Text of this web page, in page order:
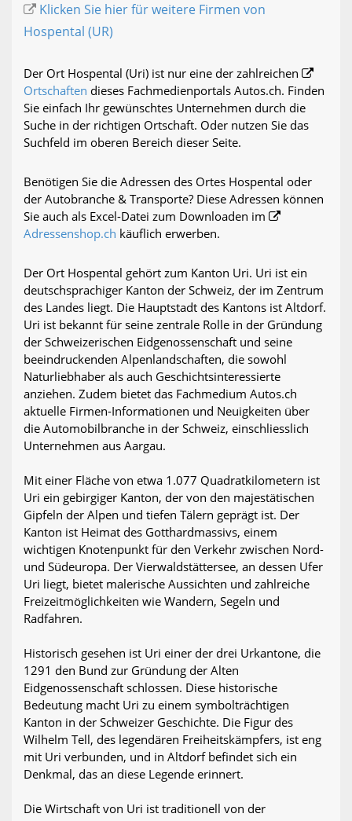
Klicken Sie hier für weitere Firmen von
Hospental (UR)
Der Ort Hospental (Uri) ist nur eine der zahlreichen
Ortschaften dieses Fachmedienportals Autos.ch. Finden
Sie einfach Ihr gewünschtes Unternehmen durch die
Suche in der richtigen Ortschaft. Oder nutzen Sie das
Suchfeld im oberen Bereich dieser Seite.
Benötigen Sie die Adressen des Ortes Hospental oder
der Autobranche & Transporte? Diese Adressen können
Sie auch als Excel-Datei zum Downloaden im
Adressenshop.ch käuflich erwerben.
Der Ort Hospental gehört zum Kanton Uri. Uri ist ein
deutschsprachiger Kanton der Schweiz, der im Zentrum
des Landes liegt. Die Hauptstadt des Kantons ist Altdorf.
Uri ist bekannt für seine zentrale Rolle in der Gründung
der Schweizerischen Eidgenossenschaft und seine
beeindruckenden Alpenlandschaften, die sowohl
Naturliebhaber als auch Geschichtsinteressierte
anziehen. Zudem bietet das Fachmedium Autos.ch
aktuelle Firmen-Informationen und Neuigkeiten über
die Automobilbranche in der Schweiz, einschliesslich
Unternehmen aus Aargau.
Mit einer Fläche von etwa 1.077 Quadratkilometern ist
Uri ein gebirgiger Kanton, der von den majestätischen
Gipfeln der Alpen und tiefen Tälern geprägt ist. Der
Kanton ist Heimat des Gotthardmassivs, einem
wichtigen Knotenpunkt für den Verkehr zwischen Nord-
und Südeuropa. Der Vierwaldstättersee, an dessen Ufer
Uri liegt, bietet malerische Aussichten und zahlreiche
Freizeitmöglichkeiten wie Wandern, Segeln und
Radfahren.
Historisch gesehen ist Uri einer der drei Urkantone, die
1291 den Bund zur Gründung der Alten
Eidgenossenschaft schlossen. Diese historische
Bedeutung macht Uri zu einem symbolträchtigen
Kanton in der Schweizer Geschichte. Die Figur des
Wilhelm Tell, des legendären Freiheitskämpfers, ist eng
mit Uri verbunden, und in Altdorf befindet sich ein
Denkmal, das an diese Legende erinnert.
Die Wirtschaft von Uri ist traditionell von der